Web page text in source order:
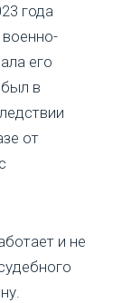
года
его
в
от
и не